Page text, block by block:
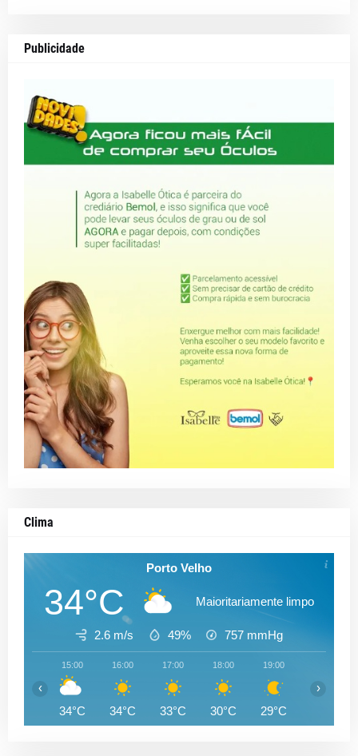
Publicidade
Clima
Porto Velho
34°C Maioritariamente limpo
2.6 m/s 49% 757 mmHg
15:00
34°C
16:00
34°C
17:00
33°C
18:00
30°C
19:00
29°C
‹ ›